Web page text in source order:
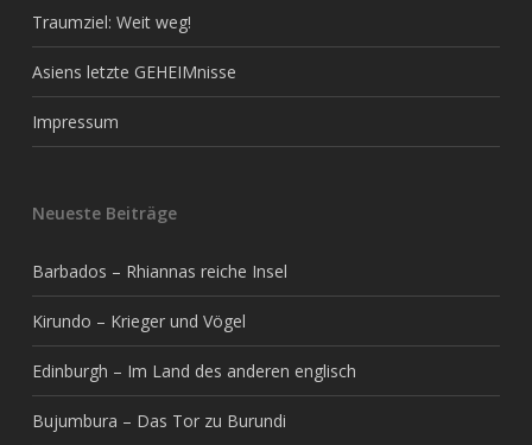
Traumziel: Weit weg!
Asiens letzte GEHEIMnisse
Impressum
Neueste Beiträge
Barbados – Rhiannas reiche Insel
Kirundo – Krieger und Vögel
Edinburgh – Im Land des anderen englisch
Bujumbura – Das Tor zu Burundi